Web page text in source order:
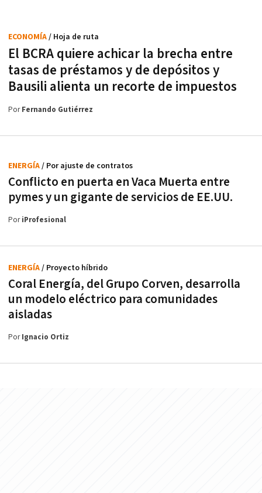
El BCRA quiere achicar la brecha entre
tasas de préstamos y de depósitos y
Bausili alienta un recorte de impuestos
ECONOMÍA/ Hoja de ruta
PorFernando Gutiérrez
Conflicto en puerta en Vaca Muerta entre
pymes y un gigante de servicios de EE.UU.
ENERGÍA/ Por ajuste de contratos
PoriProfesional
Coral Energía, del Grupo Corven, desarrolla
un modelo eléctrico para comunidades
aisladas
ENERGÍA/ Proyecto híbrido
PorIgnacio Ortiz